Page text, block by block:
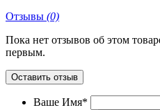
Отзывы (0)
Пока нет отзывов об этом
первым.
Оставить отзыв
Ваше Имя*